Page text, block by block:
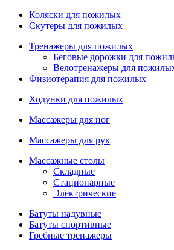
Коляски для пожилых
Скутеры для пожилых
Тренажеры для пожилых
Беговые дорожки для
Велотренажеры для
Физиотерапия для пожилых
Ходунки для пожилых
Массажеры для ног
Массажеры для рук
Массажные столы
Складные
Стационарные
Электрические
Батуты надувные
Батуты спортивные
Гребные тренажеры